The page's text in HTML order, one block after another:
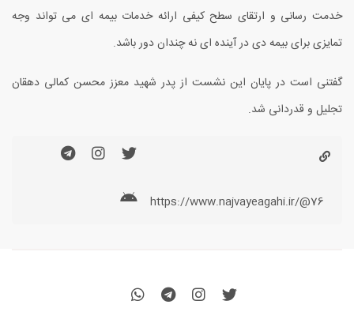
خدمت رسانی و ارتقای سطح کیفی ارائه خدمات بیمه ای می تواند وجه
تمایزی برای بیمه دی در آینده ای نه چندان دور باشد.
گفتنی است در پایان این نشست از پدر شهید معزز محسن کمالی دهقان
تجلیل و قدردانی شد.
https://www.najvayeagahi.ir/@76